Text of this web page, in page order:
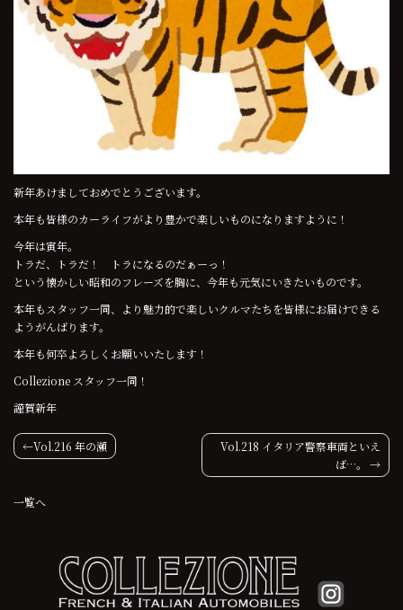
新年あけましておめでとうございます。
本年も皆様のカーライフがより豊かで楽しいものになりますように！
今年は寅年。
トラだ、トラだ！ トラになるのだぁーっ！
という懐かしい昭和のフレーズを胸に、今年も元気にいきたいものです。
本年もスタッフ一同、より魅力的で楽しいクルマたちを皆様にお届けできる
ようがんばります。
本年も何卒よろしくお願いいたします！
Collezione スタッフ一同！
謹賀新年
投
ナ
Vol.216 年の瀬
Vol.218 イタリア警察車両といえ
ば…。
一覧へ